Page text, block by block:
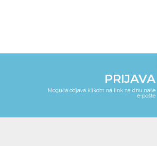
PRIJAVA
Moguća odjava klikom na link na dnu naše
e-pošte